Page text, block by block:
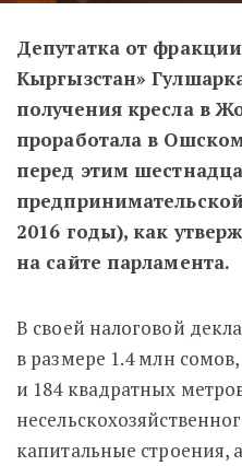
Депутатка от
Кыргызстан»
получения кресла в
проработала в
перед этим
2016 годы), как
на сайте парламента.
В своей налоговой
в размере 1.4 млн
и 184 квадратных
капитальные строения,